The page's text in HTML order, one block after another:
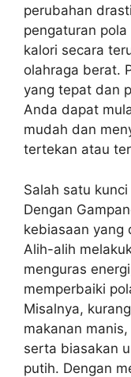
perubahan
pengaturan
kalori secara
olahraga berat.
yang tepat dan
Anda dapat
mudah dan
tertekan atau
Salah satu
Dengan
kebiasaan yang
Alih-alih
menguras
memperbaiki
Misalnya,
makanan
serta biasakan
putih. Dengan